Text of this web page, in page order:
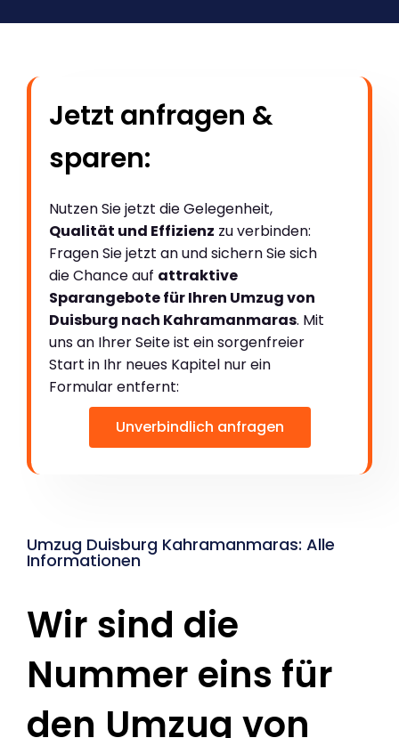
Jetzt anfragen &
sparen:
Nutzen Sie jetzt die Gelegenheit,
Qualität und Effizienz zu verbinden:
Fragen Sie jetzt an und sichern Sie sich
die Chance auf attraktive
Sparangebote für Ihren Umzug von
Duisburg nach Kahramanmaras. Mit
uns an Ihrer Seite ist ein sorgenfreier
Start in Ihr neues Kapitel nur ein
Formular entfernt:
Unverbindlich anfragen
Umzug Duisburg Kahramanmaras: Alle
Informationen
Wir sind die
Nummer eins für
den Umzug von